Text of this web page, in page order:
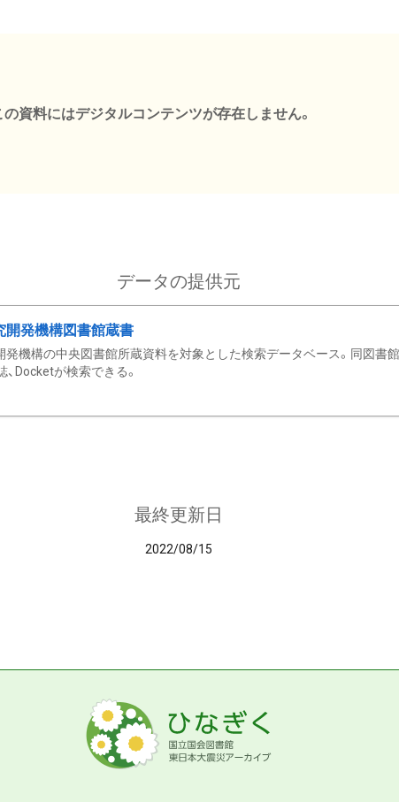
の資料にはデジタルコンテンツが存在しません。
データの提供元
開発機構図書館蔵書
発機構の中央図書館所蔵資料を対象とした検索データベース。同図書
、Docketが検索できる。
最終更新日
2022/08/15